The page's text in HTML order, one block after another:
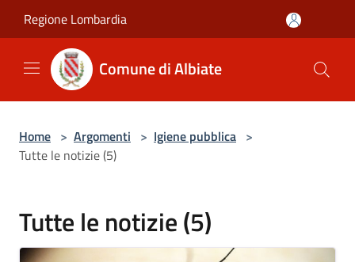
Regione Lombardia
Comune di Albiate
Home > Argomenti > Igiene pubblica >
Tutte le notizie (5)
Tutte le notizie (5)